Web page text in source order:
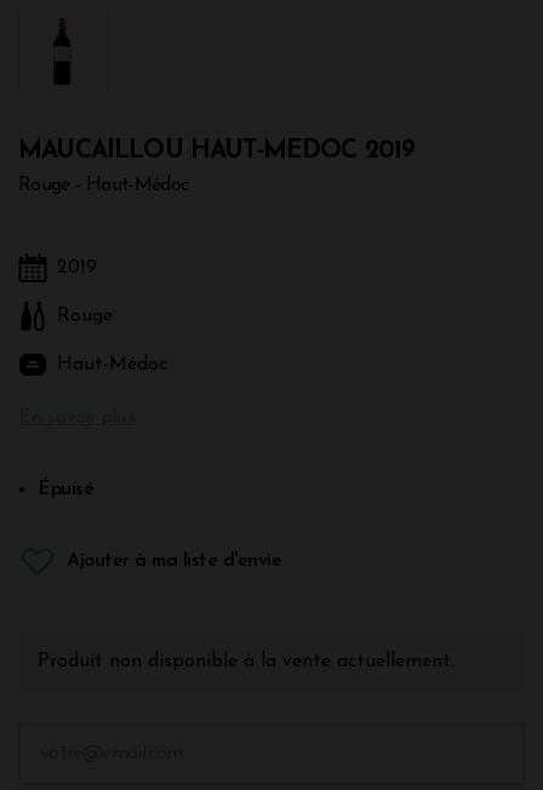
MAUCAILLOU HAUT-MEDOC 2019
Rouge - Haut-Médoc
2019
Rouge
Haut-Médoc
Épuisé
Ajouter à ma liste d'envie
Produit non disponible à la vente actuellement.